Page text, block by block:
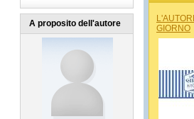
A proposito dell'autore
GIORNO